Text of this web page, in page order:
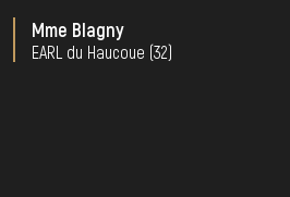
Mme Blagny
EARL du Haucoue (32)